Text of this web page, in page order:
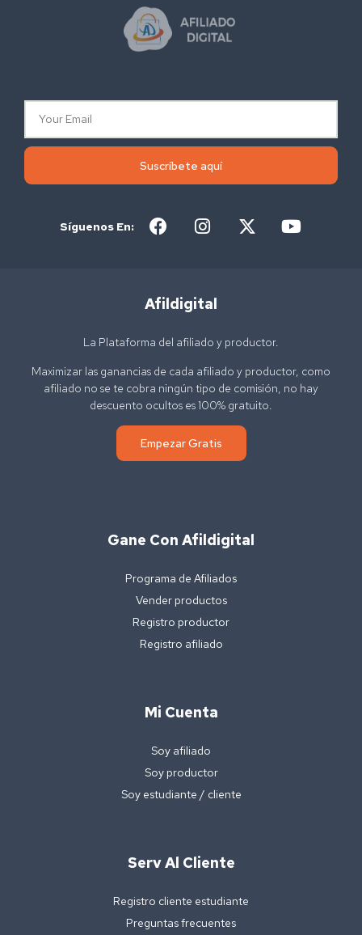
Suscríbete aquí
Síguenos En:
Afildigital
La Plataforma del afiliado y productor.
Maximizar las ganancias de cada afiliado y productor, como
afiliado no se te cobra ningún tipo de comisión, no hay
descuento ocultos es 100% gratuito.
Empezar Gratis
Gane Con Afildigital
Programa de Afiliados
Vender productos
Registro productor
Registro afiliado
Mi Cuenta
Soy afiliado
Soy productor
Soy estudiante / cliente
Serv Al Cliente
Registro cliente estudiante
Preguntas frecuentes